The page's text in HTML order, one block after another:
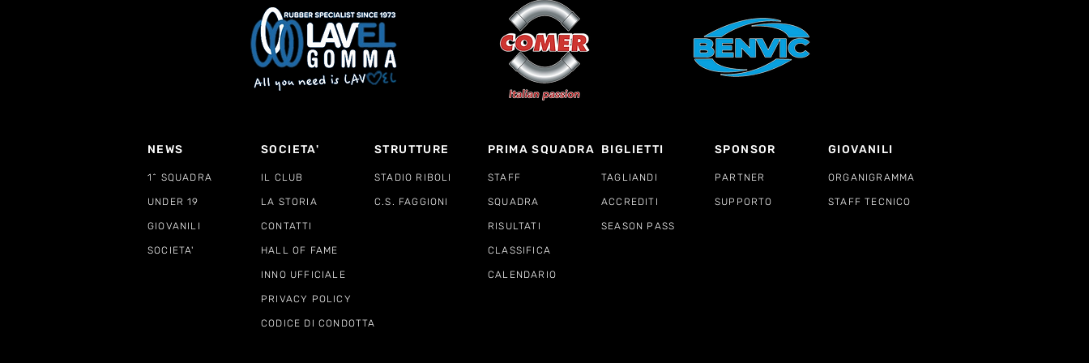
NEWS SOCIETA' STRUTTURE PRIMA SQUADRA BIGLIETTI SPONSOR
1^ SQUADRA IL CLUB STADIO RIBOLI STAFF TAGLIANDI PARTNER
UNDER 19 LA STORIA C.S. FAGGIONI SQUADRA ACCREDITI SUPPORTO
GIOVANILI CONTATTI
SOCIETA' HALL OF FAME
INNO UFFICIALE
RISULTATI SEASON PASS
CLASSIFICA
CALENDARIO
GIOVANILI
ORGANIGRAMMA
STAFF TECNICO
PRIVACY POLICY
CODICE DI CONDOTTA